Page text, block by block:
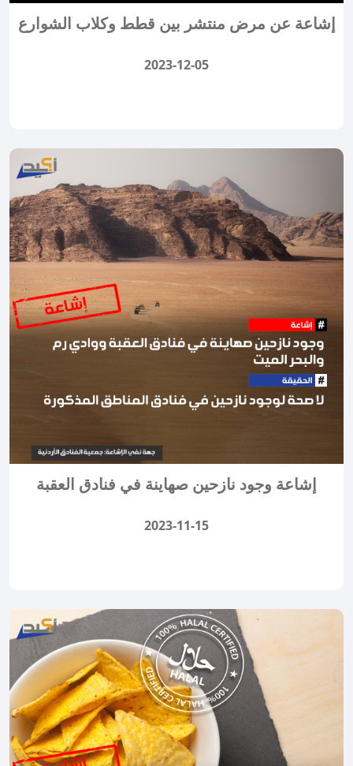
إشاعة عن مرض منتشر بين قطط وكلاب الشوارع
2023-12-05
إشاعة وجود نازحين صهاينة في فنادق العقبة
2023-11-15